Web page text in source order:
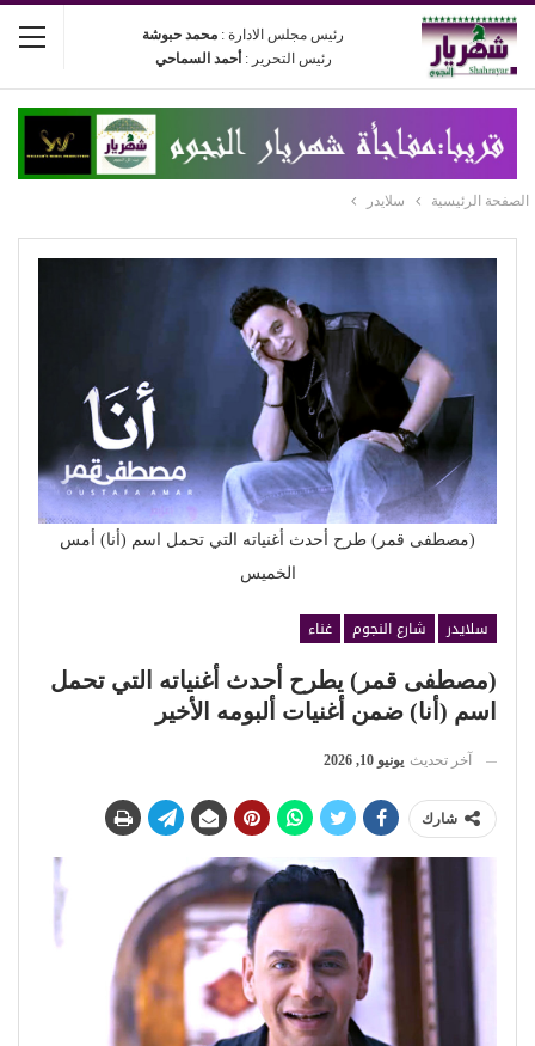
رئيس مجلس الادارة : محمد حبوشة
رئيس التحرير : أحمد السماحي
الصفحة الرئيسية سلايدر
(مصطفى قمر) طرح أحدث أغنياته التي تحمل اسم (أنا) أمس
الخميس
سلايدر شارع النجوم
غناء
(مصطفى قمر) يطرح أحدث أغنياته التي تحمل
اسم (أنا) ضمن أغنيات ألبومه الأخير
آخر تحديث يونيو 10, 2026
شارك